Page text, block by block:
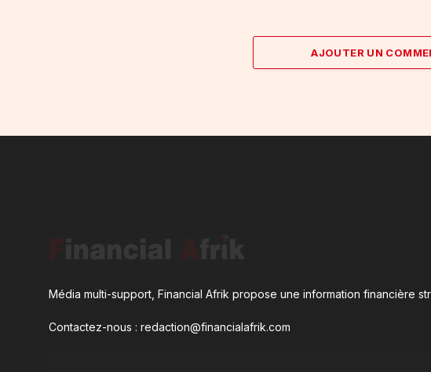
AJOUTER UN
Média multi-support, Financial Afrik propose une information financière
Contactez-nous : redaction@financialafrik.com